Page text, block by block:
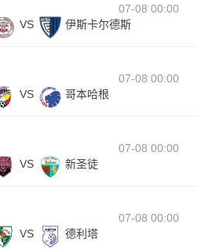
07-08 00:00
VS 伊斯卡尔德斯
07-08 00:00
VS 哥本哈根
07-08 00:00
VS 新圣徒
07-08 00:00
VS 德利塔